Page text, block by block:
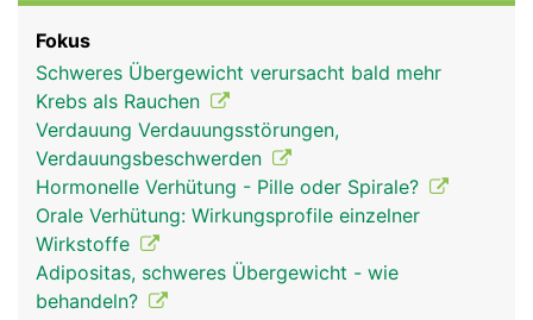
Rubriken
Gallenkanälchen in der Leber sammeln die Galle
und führen sie über den Hauptgallengang dem
Dünndarm zu. Ein Teil davon zweigt in die
Gallenblase ab und wird dort im eingedickten
Zustand zwischengespeichert. Sobald Nahrung
aus dem Magen in den Dünndarm übertritt, zieht
sich die Gallenblase zusammen und gibt die Galle
frei. Da die Galle auch direkt von der Leber in den
Dünndarm fliessen kann, ist die Gallenblase kein
lebensnotwendiges Organ und kann, falls
Fokus
Schweres Übergewicht verursacht bald mehr
Krebs als Rauchen
Verdauung Verdauungsstörungen,
Verdauungsbeschwerden
Hormonelle Verhütung - Pille oder Spirale?
Orale Verhütung: Wirkungsprofile einzelner
Wirkstoffe
Adipositas, schweres Übergewicht - wie
behandeln?